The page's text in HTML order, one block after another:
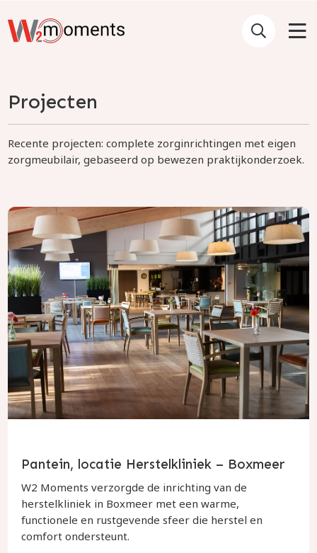
Projecten
Recente projecten: complete zorginrichtingen met eigen
zorgmeubilair, gebaseerd op bewezen praktijkonderzoek.
Pantein, locatie Herstelkliniek – Boxmeer
W2 Moments verzorgde de inrichting van de
herstelkliniek in Boxmeer met een warme,
functionele en rustgevende sfeer die herstel en
comfort ondersteunt.